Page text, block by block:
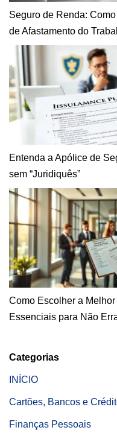
Seguro de Renda:
de Afastamento do
Entenda a Apólice de
sem “Juridiquês”
Como Escolher a
Essenciais para Não
Categorias
INÍCIO
Cartões, Bancos e
Finanças Pessoais